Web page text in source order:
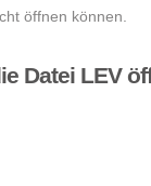
öffnen können.
Datei LEV